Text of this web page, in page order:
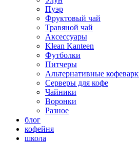
Пуэр
Фруктовый чай
Травяной чай
Аксессуары
Klean Kanteen
Футболки
Питчеры
Альтернативные
Серверы для кофе
Чайники
Воронки
Разное
блог
кофейня
школа